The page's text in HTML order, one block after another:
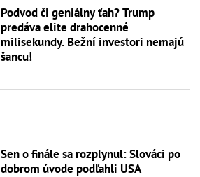
Podvod či geniálny ťah? Trump
predáva elite drahocenné
milisekundy. Bežní investori nemajú
šancu!
Sen o finále sa rozplynul: Slováci po
dobrom úvode podľahli USA